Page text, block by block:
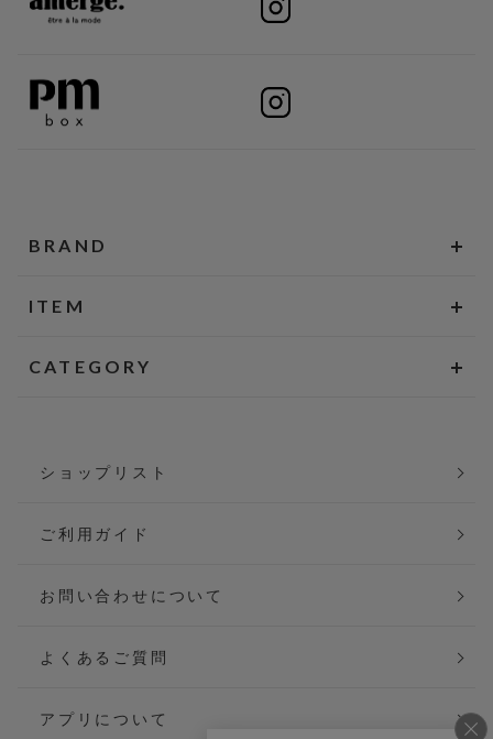
BRAND
ITEM
CATEGORY
ショップリスト
ご利用ガイド
お問い合わせについて
よくあるご質問
アプリについて